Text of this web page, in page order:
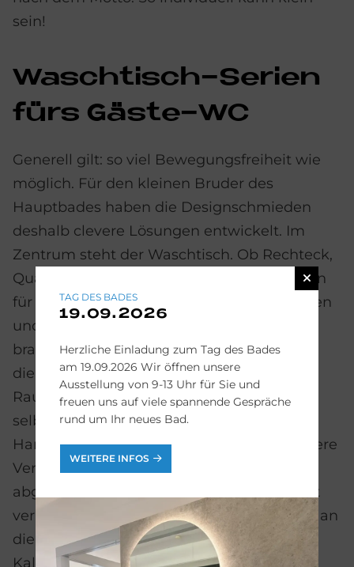
sein!
Wasch­tisch-Se­ri­en
fürs Gä­ste-WC
Generell gilt: so viel Bewegungsfreiheit wie
möglich. Für den kleinen Bruder des
Hauptbades haben die Designschmieden
deshalb clevere Lösungen entwickelt. Im
Zentrum steht der Waschtisch. Ob Rechteck,
Quadrat oder Kreis – die Handwaschbecken
für das Gäste-WC sind schmaler geschnitten
und kleiner im Durchmesser. Mitunter
braucht es unkonventionelle Formen: Über
die Ecke angebracht oder diagonal in den
Raum weisend, tricksen die Alleskönner
selbst Kamin und Sanitärschacht im
Handumdrehen aus. Wer sich für die kleinere
Version entscheidet, braucht darauf
abgestimmte Armaturen, zum Beispiel mit
verkürztem Auslauf. So spritzt kein Wasser an
die Wand und hinterlässt dort keine
Kalkflecken.
TAG DES BADES
19.09.2026
Herzliche Einladung zum Tag des Bades
am 19.09.2026 Wir öffnen unsere
Ausstellung von 9-13 Uhr für Sie und
freuen uns auf viele spannende Gespräche
rund um Ihr neues Bad.
WEITERE INFOS